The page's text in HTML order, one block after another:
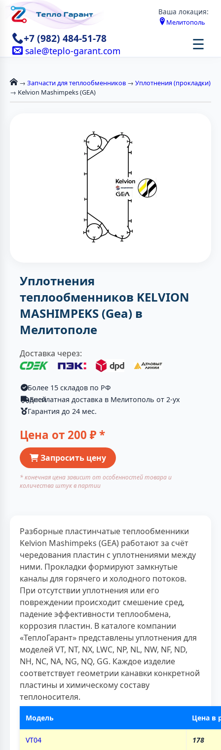
Ваша локация:
Мелитополь
+7 (982) 484-51-78
sale@teplo-garant.com ☰
→ Запчасти для теплообменников → Уплотнения (прокладки)
→ Kelvion Mashimpeks (GEA)
Уплотнения
теплообменников KELVION
MASHIMPEKS (Gea) в
Мелитополе
Доставка через:
Более 15 складов по РФ
Бесплатная доставка в Мелитополь от 2-ух дней
Гарантия до 24 мес.
Цена от 200 ₽ *
Запросить цену
* конечная цена зависит от особенностей товара и
количества штук в партии
Разборные пластинчатые теплообменники
Kelvion Mashimpeks (GEA) работают за счёт
чередования пластин с уплотнениями между
ними. Прокладки формируют замкнутые
каналы для горячего и холодного потоков.
При отсутствии уплотнения или его
повреждении происходит смешение сред,
падение эффективности теплообмена,
коррозия пластин. В каталоге компании
«ТеплоГарант» представлены уплотнения для
моделей VT, NT, NX, LWC, NP, NL, NW, NF, ND,
NH, NC, NA, NG, NQ, GG. Каждое изделие
соответствует геометрии канавки конкретной
пластины и химическому составу
теплоносителя.
Модель Цена в
VT04 178